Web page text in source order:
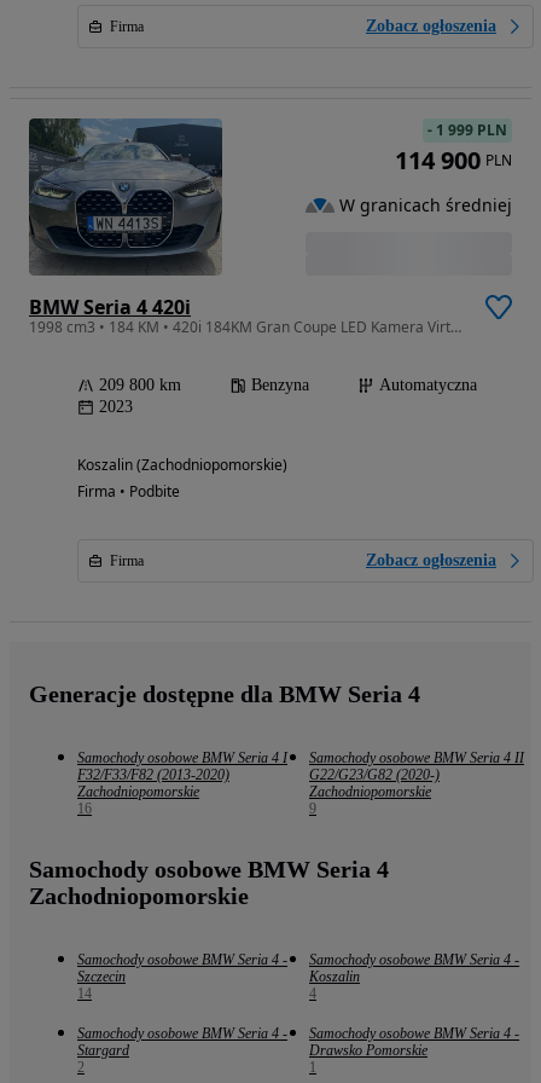
Firma Zobacz ogłoszenia
BMW Seria 4 420i
1998 cm3 • 184 KM • 420i 184KM Gran Coupe LED Kamera Virtual Cockpit Salon Polska F-VAT 23
209 800 km Benzyna
Automatyczna
2023
Koszalin (Zachodniopomorskie)
Firma • Podbite
Firma Zobacz ogłoszenia
- 1 999 PLN
114 900 PLN
W granicach średniej
Generacje dostępne dla BMW Seria 4
Samochody osobowe BMW Seria 4 I
F32/F33/F82 (2013-2020)
Zachodniopomorskie
16
Samochody osobowe BMW Seria 4 II
G22/G23/G82 (2020-)
Zachodniopomorskie
9
Samochody osobowe BMW Seria 4
Zachodniopomorskie
Samochody osobowe BMW Seria 4 -
Szczecin
14
Samochody osobowe BMW Seria 4 -
Koszalin
4
Samochody osobowe BMW Seria 4 -
Stargard
2
Samochody osobowe BMW Seria 4 -
Drawsko Pomorskie
1